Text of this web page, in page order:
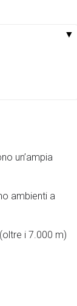
▼
un’ampia
ambienti a
i 7.000 m)